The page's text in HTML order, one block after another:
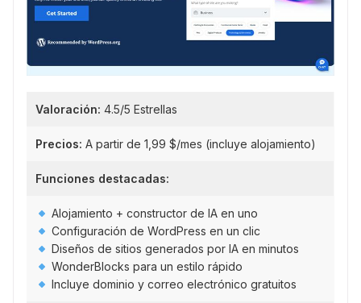
Valoración: 4.5/5 Estrellas
Precios: A partir de 1,99 $/mes (incluye alojamiento)
Funciones destacadas:
Alojamiento + constructor de IA en uno
Configuración de WordPress en un clic
Diseños de sitios generados por IA en minutos
WonderBlocks para un estilo rápido
Incluye dominio y correo electrónico gratuitos